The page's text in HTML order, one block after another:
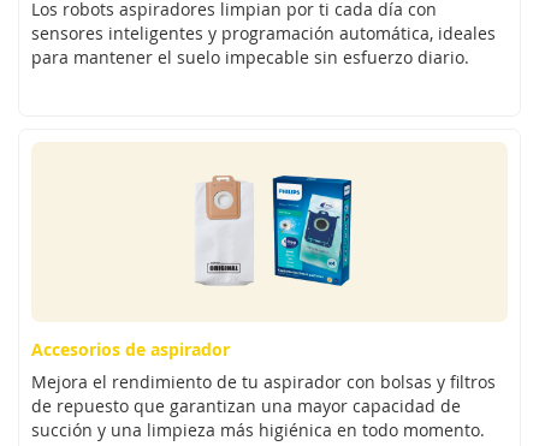
Los robots aspiradores limpian por ti cada día con
sensores inteligentes y programación automática, ideales
para mantener el suelo impecable sin esfuerzo diario.
Accesorios de aspirador
Mejora el rendimiento de tu aspirador con bolsas y filtros
de repuesto que garantizan una mayor capacidad de
succión y una limpieza más higiénica en todo momento.